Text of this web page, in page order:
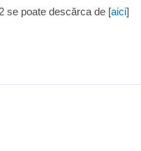
se poate descărca de [aici]